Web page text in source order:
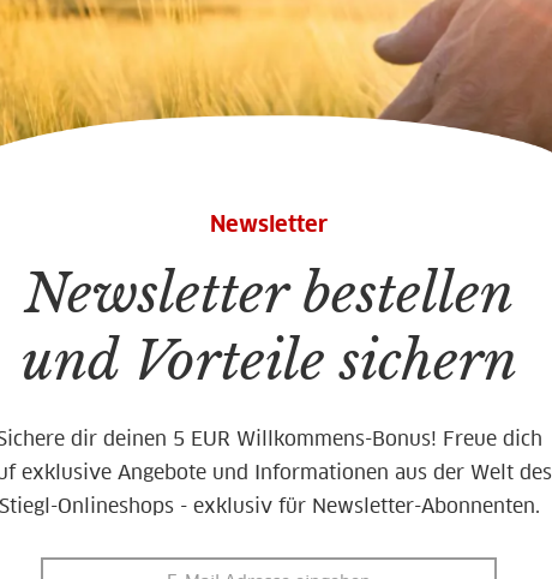
Newsletter
Newsletter bestellen
und Vorteile sichern
dir deinen 5 EUR Willkommens-Bonus! Freue dich
exklusive Angebote und Informationen aus der Welt des
Onlineshops - exklusiv für Newsletter-Abonnenten.